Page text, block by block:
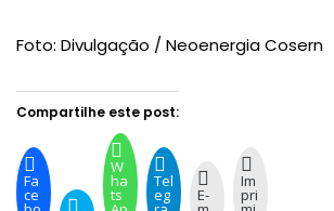
Foto: Divulgação / Neoenergia Cosern
Compartilhe este post:
Fa
ce
W
ha
ts
Tel
eg E-
Im
pri